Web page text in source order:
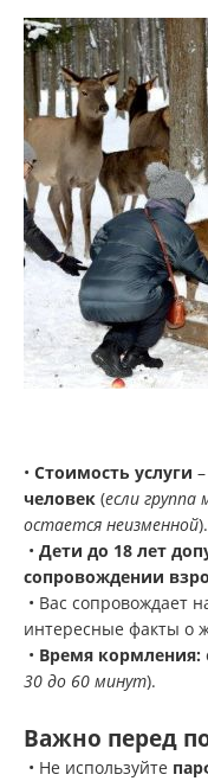
• Стоимость услуги –
человек (если
остается неизменной).
• Дети до 18 лет
сопровождении
• Вас сопровождает
интересные факты о
• Время кормления:
30 до 60 минут).
Важно перед
• Не используйте